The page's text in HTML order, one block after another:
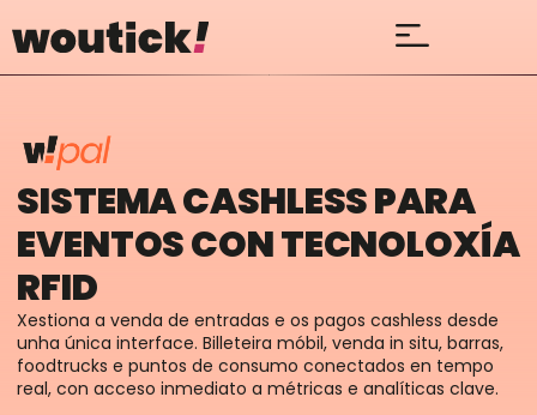
SISTEMA CASHLESS PARA
EVENTOS CON TECNOLOXÍA
RFID
Xestiona a venda de entradas e os pagos cashless desde
unha única interface. Billeteira móbil, venda in situ, barras,
foodtrucks e puntos de consumo conectados en tempo
real, con acceso inmediato a métricas e analíticas clave.